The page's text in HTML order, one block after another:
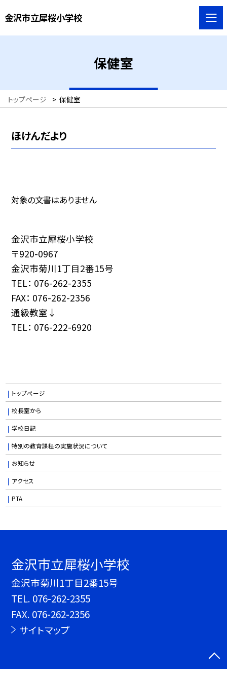
金沢市立犀桜小学校
保健室
トップページ > 保健室
ほけんだより
対象の文書はありません
金沢市立犀桜小学校
〒920-0967
金沢市菊川1丁目2番15号
TEL： 076-262-2355
FAX： 076-262-2356
通級教室↓
TEL： 076-222-6920
トップページ
校長室から
学校日記
特別の教育課程の実施状況について
お知らせ
アクセス
PTA
金沢市立犀桜小学校
金沢市菊川1丁目2番15号
TEL. 076-262-2355
FAX. 076-262-2356
サイトマップ